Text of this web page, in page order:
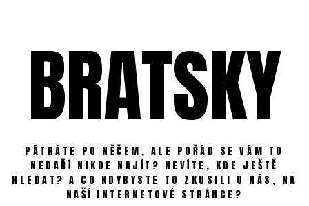
BRATSKY
PÁTRÁTE PO NĚČEM, ALE POŘÁD SE VÁM TO
NEDAŘÍ NIKDE NAJÍT? NEVÍTE, KDE JEŠTĚ
HLEDAT? A CO KDYBYSTE TO ZKUSILI U NÁS, NA
NAŠÍ INTERNETOVÉ STRÁNCE?